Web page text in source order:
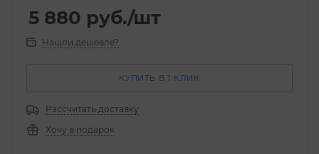
5 880 руб./шт
Нашли дешевле?
КУПИТЬ В 1 КЛИК
Рассчитать доставку
Хочу в подарок